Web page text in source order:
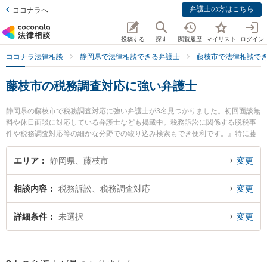
ココナラへ 弁護士の方はこちら
投稿する 探す 閲覧履歴 マイリスト ログイン
ココナラ法律相談 静岡県で法律相談できる弁護士 藤枝市で法律相談で
藤枝市の税務調査対応に強い弁護士
静岡県の藤枝市で税務調査対応に強い弁護士が3名見つかりました。初回面談無
料や休日面談に対応している弁護士なども掲載中。税務訴訟に関係する脱税事
件や税務調査対応等の細かな分野での絞り込み検索もでき便利です。』特に藤
枝市役所前法律事務所の青田 直洋弁護士や弁護士法人GoDo 支部藤枝やいづ合
同法律事務所の青柳 恵仁弁護士、弁護士法人GoDo 支部藤枝やいづ合同法律事
に弁護士に相談したい』『税務調査対応のトラブル解決の実績豊富な近くの弁
護士を検索したい』『初回相談無料で税務調査対応を法律相談できる藤枝市内
の弁護士に相談予約したい』などでお困りの相談者さんにおすすめです。
エリア 静岡県、藤枝市 変更
相談内容 税務訴訟、税務調査対応 変更
詳細条件 未選択 変更